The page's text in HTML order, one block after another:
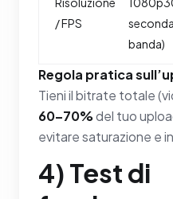
/ FPS
banda)
Regola pratica
Tieni il bitrate totale
60–70%del tuo
evitare saturazione e
4) Test di